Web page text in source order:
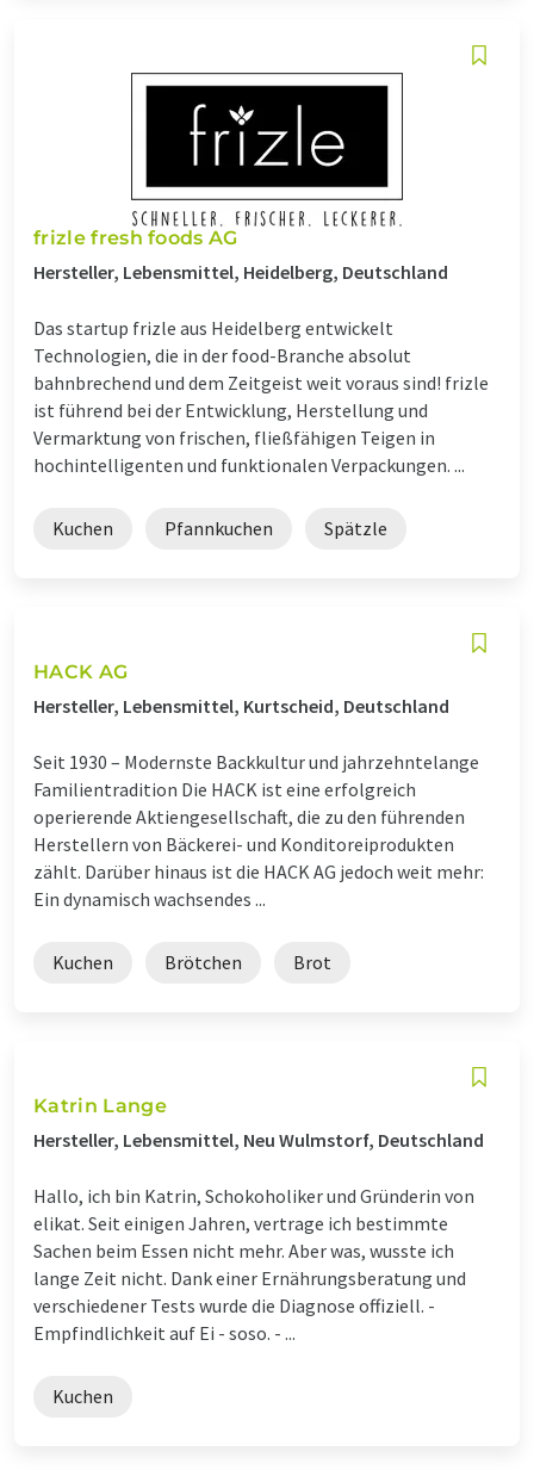
frizle fresh foods AG
Hersteller, Lebensmittel, Heidelberg, Deutschland
Das startup frizle aus Heidelberg entwickelt
Technologien, die in der food-Branche absolut
bahnbrechend und dem Zeitgeist weit voraus sind! frizle
ist führend bei der Entwicklung, Herstellung und
Vermarktung von frischen, fließfähigen Teigen in
hochintelligenten und funktionalen Verpackungen. ...
Kuchen Pfannkuchen Spätzle
HACK AG
Hersteller, Lebensmittel, Kurtscheid, Deutschland
Seit 1930 – Modernste Backkultur und jahrzehntelange
Familientradition Die HACK ist eine erfolgreich
operierende Aktiengesellschaft, die zu den führenden
Herstellern von Bäckerei- und Konditoreiprodukten
zählt. Darüber hinaus ist die HACK AG jedoch weit mehr:
Ein dynamisch wachsendes ...
Kuchen Brötchen Brot
Katrin Lange
Hersteller, Lebensmittel, Neu Wulmstorf, Deutschland
Hallo, ich bin Katrin, Schokoholiker und Gründerin von
elikat. Seit einigen Jahren, vertrage ich bestimmte
Sachen beim Essen nicht mehr. Aber was, wusste ich
lange Zeit nicht. Dank einer Ernährungsberatung und
verschiedener Tests wurde die Diagnose offiziell. -
Empfindlichkeit auf Ei - soso. - ...
Kuchen